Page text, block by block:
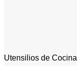
Utensilios de Cocina